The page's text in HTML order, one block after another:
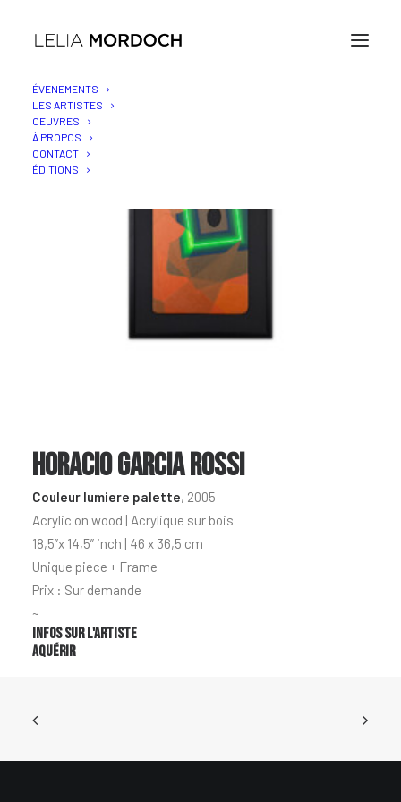
ÉVENEMENTS
LES ARTISTES
OEUVRES
À PROPOS
CONTACT
ÉDITIONS
Horacio Garcia Rossi
Couleur lumiere palette, 2005
Acrylic on wood | Acrylique sur bois
18,5”x 14,5” inch | 46 x 36,5 cm
Unique piece + Frame
Prix : Sur demande
~
Infos sur l'artiste
Aquérir